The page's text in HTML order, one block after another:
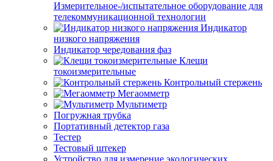
Измерительное-/испытательное оборудование для
телекоммуникационной технологии
Индикатор
низкого напряжения
Индикатор чередования фаз
Клещи
токоизмерительные
Контрольный стержень
Мегаомметр
Мультиметр
Погружная трубка
Портативный детектор газа
Тестер
Тестовый штекер
Устройство для измерение экологических